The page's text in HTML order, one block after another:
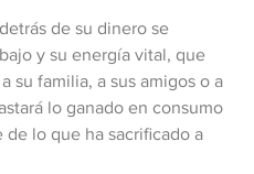
de su dinero se
y su energía vital, que
su familia, a sus amigos o a
lo ganado en consumo
lo que ha sacrificado a